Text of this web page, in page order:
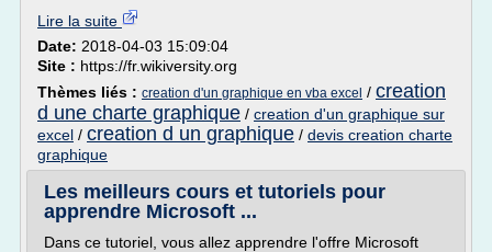
Lire la suite
Date: 2018-04-03 15:09:04
Site : https://fr.wikiversity.org
Thèmes liés : creation d'un graphique en vba excel / creation
d une charte graphique / creation d'un graphique sur
excel / creation d un graphique / devis creation charte
graphique
Les meilleurs cours et tutoriels pour
apprendre Microsoft ...
Dans ce tutoriel, vous allez apprendre l'offre Microsoft